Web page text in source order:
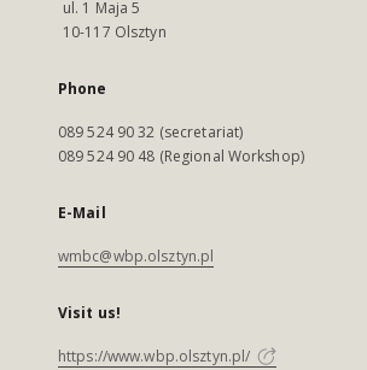
ul. 1 Maja 5
10-117 Olsztyn
Phone
089 524 90 32 (secretariat)
089 524 90 48 (Regional Workshop)
E-Mail
wmbc@wbp.olsztyn.pl
Visit us!
https://www.wbp.olsztyn.pl/